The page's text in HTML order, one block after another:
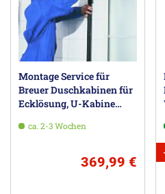
Montage Service für
Breuer Duschkabinen für
Ecklösung, U-Kabine
ca. 2-3 Wochen
369,99 €